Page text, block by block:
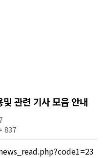
관련 기사 모음 안내
837